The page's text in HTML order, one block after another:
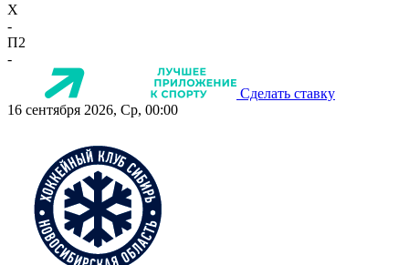
X
-
П2
-
Сделать ставку
16 сентября 2026, Ср, 00:00